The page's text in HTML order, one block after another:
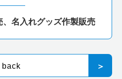
名入れグッズ作製販売
back ＞